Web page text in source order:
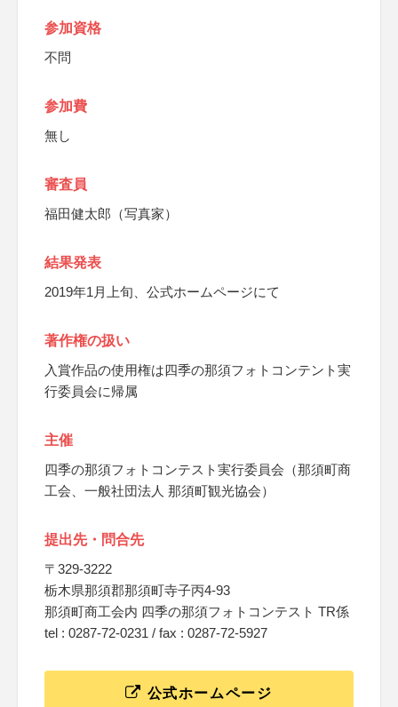
参加資格
不問
参加費
無し
審査員
福田健太郎（写真家）
結果発表
2019年1月上旬、公式ホームページにて
著作権の扱い
入賞作品の使用権は四季の那須フォトコンテント実
行委員会に帰属
主催
四季の那須フォトコンテスト実行委員会（那須町商
工会、一般社団法人 那須町観光協会）
提出先・問合先
〒329-3222
栃木県那須郡那須町寺子丙4-93
那須町商工会内 四季の那須フォトコンテスト TR係
tel : 0287-72-0231 / fax : 0287-72-5927
公式ホームページ